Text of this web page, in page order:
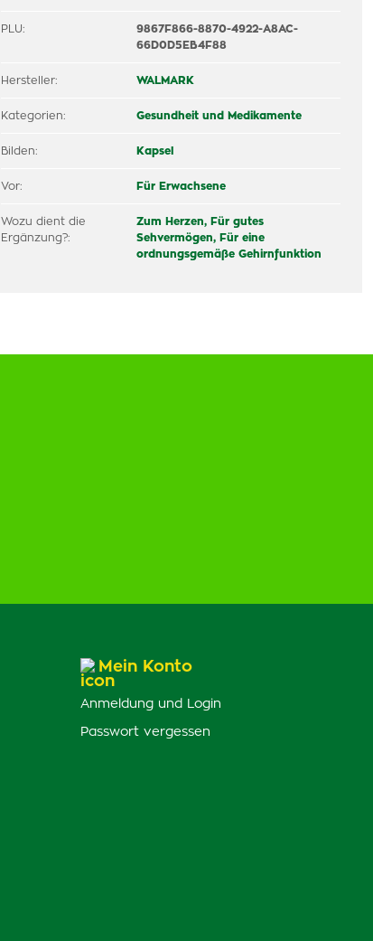
PLU:
9867F866-8870-4922-A8AC-
66D0D5EB4F88
Hersteller: WALMARK
Kategorien: Gesundheit und Medikamente
Bilden: Kapsel
Vor: Für Erwachsene
Wozu dient die
Ergänzung?:
Zum Herzen, Für gutes
Sehvermögen, Für eine
ordnungsgemäße Gehirnfunktion
Mein Konto
Anmeldung und Login
Passwort vergessen